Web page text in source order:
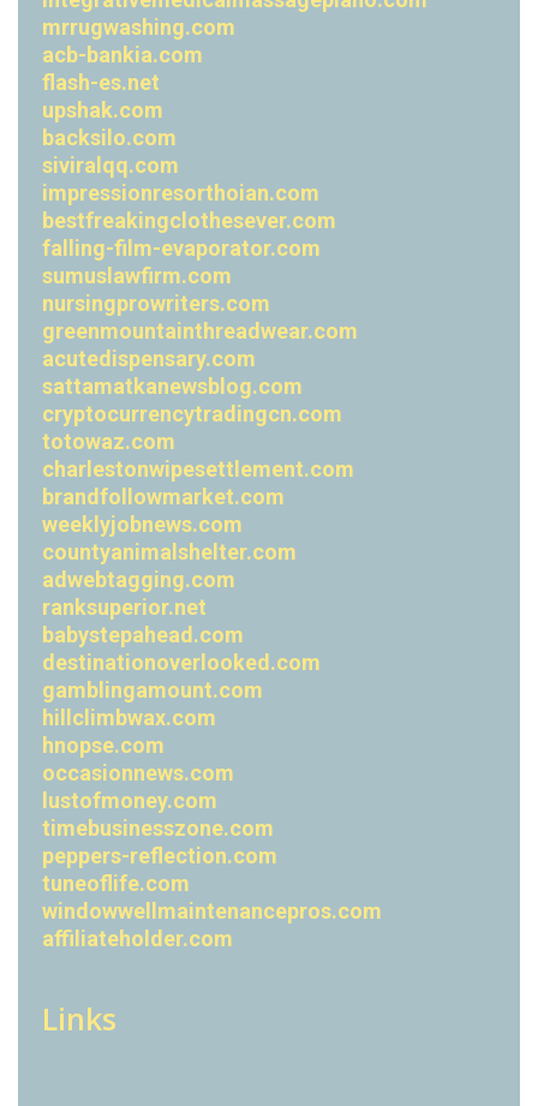
mrrugwashing.com
acb-bankia.com
flash-es.net
upshak.com
backsilo.com
siviralqq.com
impressionresorthoian.com
bestfreakingclothesever.com
falling-film-evaporator.com
sumuslawfirm.com
nursingprowriters.com
greenmountainthreadwear.com
acutedispensary.com
sattamatkanewsblog.com
cryptocurrencytradingcn.com
totowaz.com
charlestonwipesettlement.com
brandfollowmarket.com
weeklyjobnews.com
countyanimalshelter.com
adwebtagging.com
ranksuperior.net
babystepahead.com
destinationoverlooked.com
gamblingamount.com
hillclimbwax.com
hnopse.com
occasionnews.com
lustofmoney.com
timebusinesszone.com
peppers-reflection.com
tuneoflife.com
windowwellmaintenancepros.com
affiliateholder.com
Links